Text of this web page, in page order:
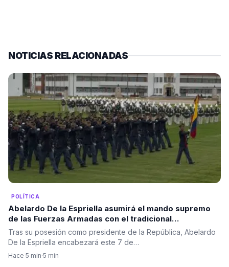
NOTICIAS RELACIONADAS
POLÍTICA
Abelardo De la Espriella asumirá el mando supremo
de las Fuerzas Armadas con el tradicional
“reconocimiento de tropas” en el Batallón Pichincha
en el Día del Ejército.
Tras su posesión como presidente de la República, Abelardo
De la Espriella encabezará este 7 de…
Hace 5 min·5 min